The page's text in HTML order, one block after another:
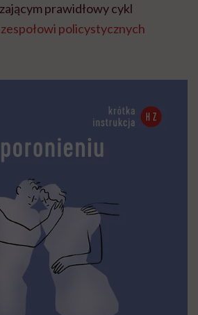
prawidłowy cykl
zespołowi policystycznych